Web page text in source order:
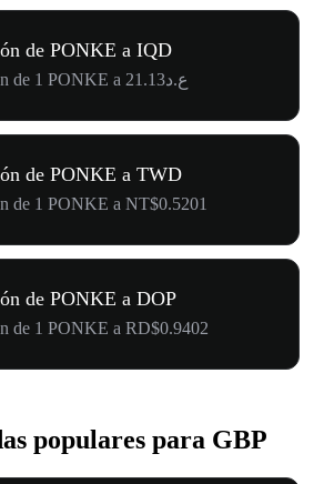
de PONKE a IQD
Conversión de 1 PONKE a ع.د21.13
de PONKE a TWD
de 1 PONKE a NT$0.5201
de PONKE a DOP
de 1 PONKE a RD$0.9402
populares para GBP